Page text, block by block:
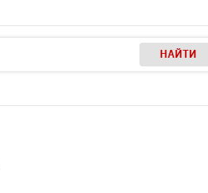
НАЙТИ